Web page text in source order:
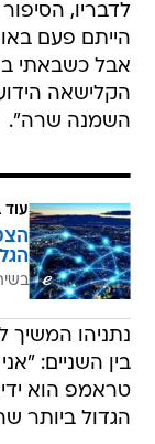
לדבריו,
הייתם פעם
אבל כשבאתי
הקלישאה
השמנה שרה".
עוד
נתניהו
בין השניים:
טראמפ הוא
הגדול ביותר